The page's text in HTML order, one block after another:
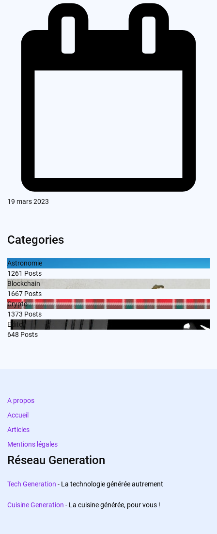
19 mars 2023
Categories
Astronomie
1261 Posts
Blockchain
1667 Posts
Crypto
1373 Posts
Edito
648 Posts
A propos
Accueil
Articles
Mentions légales
Réseau Generation
Tech Generation - La technologie générée autrement
Cuisine Generation - La cuisine générée, pour vous !